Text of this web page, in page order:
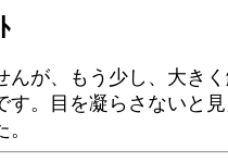
んが、もう少し、大きく
す。目を凝らさないと